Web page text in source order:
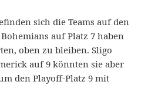
sich die Teams auf den
auf Platz 7 haben
oben zu bleiben. Sligo
auf 9 könnten sie aber
den Playoff-Platz 9 mit